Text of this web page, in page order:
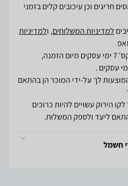
חריגים וכן עיכובים קלים בזמני
למדיניות המשלוחים, ולמדיניות
לך על-ידי המוכר הן בהתאם
הירוק עשויים להיות כרוכים
ליעד ולספק המשלוח.
חשמל